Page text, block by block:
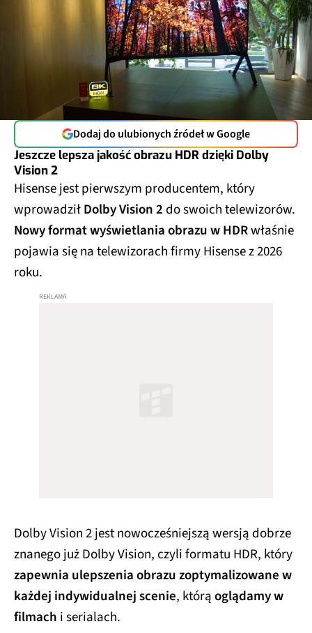
Dodaj do ulubionych źródeł w Google
Jeszcze lepsza jakość obrazu HDR dzięki Dolby
Vision 2
Hisense jest pierwszym producentem, który
wprowadziłDolby Vision 2 do swoich telewizorów.
Nowy format wyświetlania obrazu w HDRwłaśnie
pojawia się na telewizorach firmy Hisense z 2026
roku.
Dolby Vision 2 jest nowocześniejszą wersją dobrze
znanego już Dolby Vision, czyli formatu HDR, który
zapewnia ulepszenia obrazu zoptymalizowane w
każdej indywidualnej scenie, którąoglądamy w
filmach i serialach.